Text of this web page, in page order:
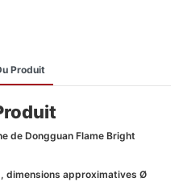
Produit
de Dongguan Flame Bright
dimensions approximatives Ø